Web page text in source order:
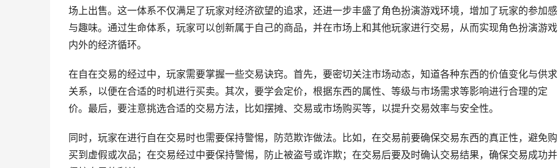
场上出售。这一体系不仅满足了玩家对经济欲望的追求，还进一步丰盛了角色扮演游戏环境，增加了玩家的参加感
与趣味。通过生命体系，玩家可以创新属于自己的商品，并在市场上和其他玩家进行交易，从而实现角色扮演游戏
内外的经济循环。
在自在交易的经过中，玩家需要掌握一些交易诀窍。首先，要密切关注市场动态，知道各种东西的价值变化与供求
关系，以便在合适的时机进行买卖。其次，要学会定价，根据东西的属性、等级与市场需求等影响进行合理的定
价。最后，要注意挑选合适的交易方法，比如摆摊、交易或市场购买等，以提升交易效率与安全性。
同时，玩家在进行自在交易时也需要保持警惕，防范欺诈做法。比如，在交易前要确保交易东西的真正性，避免购
买到虚假或次品；在交易经过中要保持警惕，防止被盗号或诈欺；在交易后要及时确认交易结果，确保交易成功并